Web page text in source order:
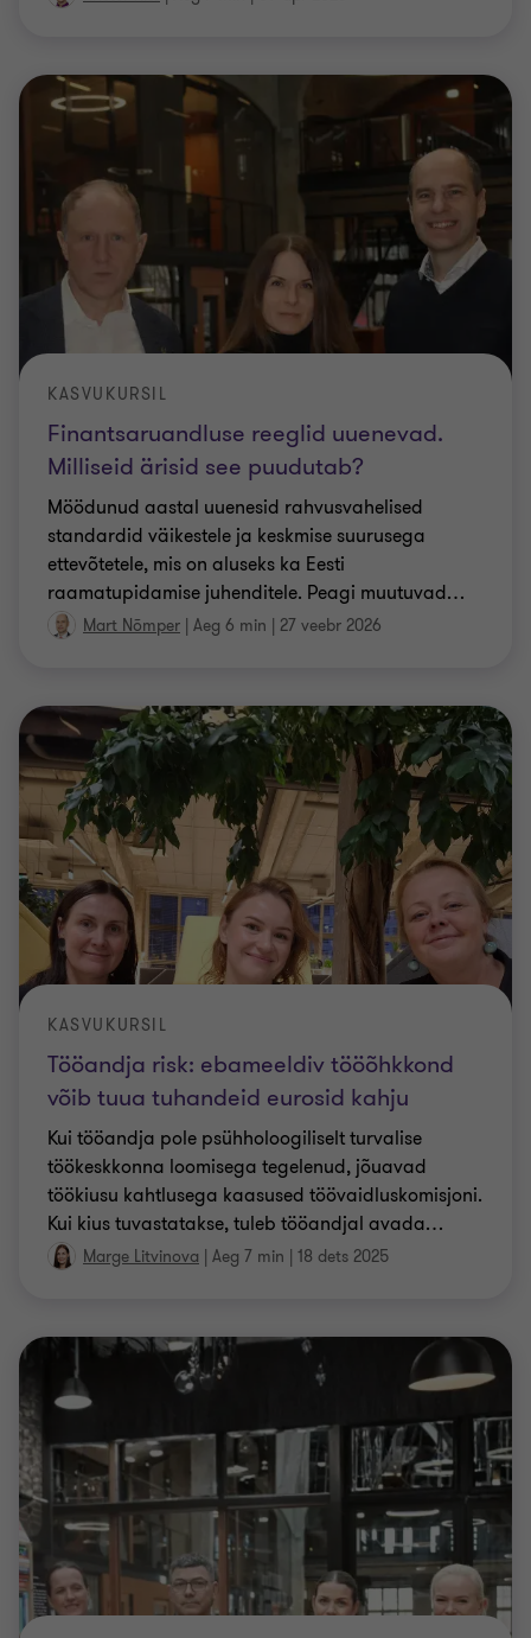
Finantsaruandluse reeglid uuenevad.
Milliseid ärisid see puudutab?
KASVUKURSIL
Möödunud aastal uuenesid rahvusvahelised
standardid väikestele ja keskmise suurusega
ettevõtetele, mis on aluseks ka Eesti
raamatupidamise juhenditele. Peagi muutuvad…
Mart Nõmper | Aeg 6 min | 27 veebr 2026
Tööandja risk: ebameeldiv tööõhkkond
võib tuua tuhandeid eurosid kahju
KASVUKURSIL
Kui tööandja pole psühholoogiliselt turvalise
töökeskkonna loomisega tegelenud, jõuavad
töökiusu kahtlusega kaasused töövaidluskomisjoni.
Kui kius tuvastatakse, tuleb tööandjal avada…
Marge Litvinova | Aeg 7 min | 18 dets 2025